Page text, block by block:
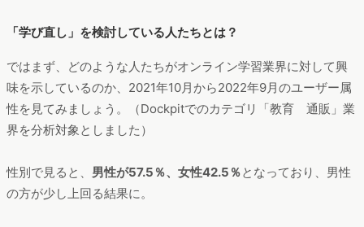
「学び直し」を検討している人たちとは？
ではまず、どのような人たちがオンライン学習業界に対して興
味を示しているのか、2021年10月から2022年9月のユーザー属
性を見てみましょう。（Dockpitでのカテゴリ「教育 通販」業
界を分析対象としました）
性別で見ると、 男性が57.5％、女性42.5％となっており、男性
の方が少し上回る結果に。